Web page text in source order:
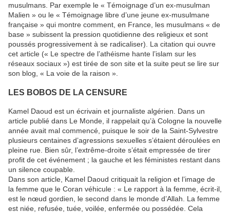
musulmans. Par exemple le « Témoignage d’un ex-musulman
Malien » ou le « Témoignage libre d’une jeune ex-musulmane
française » qui montre comment, en France, les musulmans « de
base » subissent la pression quotidienne des religieux et sont
poussés progressivement à se radicaliser). La citation qui ouvre
cet article (« Le spectre de l’athéisme hante l’islam sur les
réseaux sociaux ») est tirée de son site et la suite peut se lire sur
son blog, « La voie de la raison ».
LES BOBOS DE LA CENSURE
Kamel Daoud est un écrivain et journaliste algérien. Dans un
article publié dans Le Monde, il rappelait qu’à Cologne la nouvelle
année avait mal commencé, puisque le soir de la Saint-Sylvestre
plusieurs centaines d’agressions sexuelles s’étaient déroulées en
pleine rue. Bien sûr, l’extrême-droite s’était empressée de tirer
profit de cet événement ; la gauche et les féministes restant dans
un silence coupable.
Dans son article, Kamel Daoud critiquait la religion et l’image de
la femme que le Coran véhicule : « Le rapport à la femme, écrit-il,
est le nœud gordien, le second dans le monde d’Allah. La femme
est niée, refusée, tuée, voilée, enfermée ou possédée. Cela